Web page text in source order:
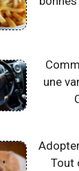
une
Tout